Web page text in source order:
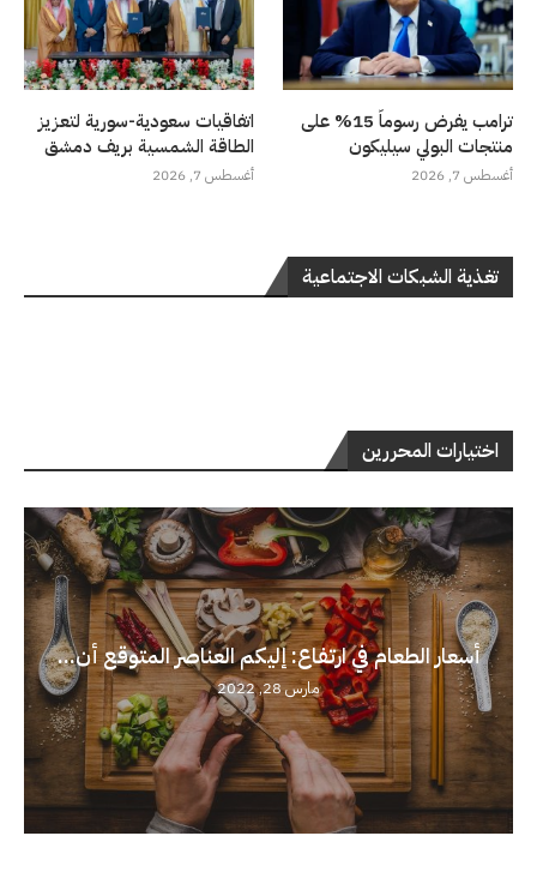
ترامب يفرض رسوماً 15% على
منتجات البولي سيليكون
أغسطس 7, 2026
اتفاقيات سعودية-سورية لتعزيز
الطاقة الشمسية بريف دمشق
أغسطس 7, 2026
تغذية الشبكات الاجتماعية
اختيارات المحررين
أسعار الطعام في ارتفاع: إليكم العناصر المتوقع أن...
مارس 28, 2022